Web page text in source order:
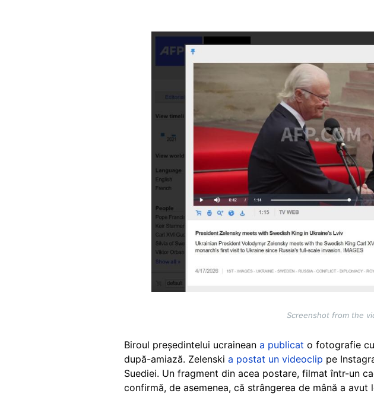
Screenshot from the
Biroul președintelui ucrainean a publicat o fotografie
după-amiază. Zelenski a postat un videoclip pe
Suediei. Un fragment din acea postare, filmat într-un
confirmă, de asemenea, că strângerea de mână a avut